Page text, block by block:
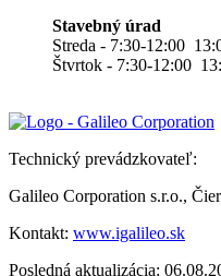
Stavebný úrad
Streda - 7:30-12:00
Štvrtok - 7:30-12:00
Technický prevádzkovateľ:
Galileo Corporation s.r.o.,
Kontakt: www.igalileo.sk
Posledná aktualizácia: